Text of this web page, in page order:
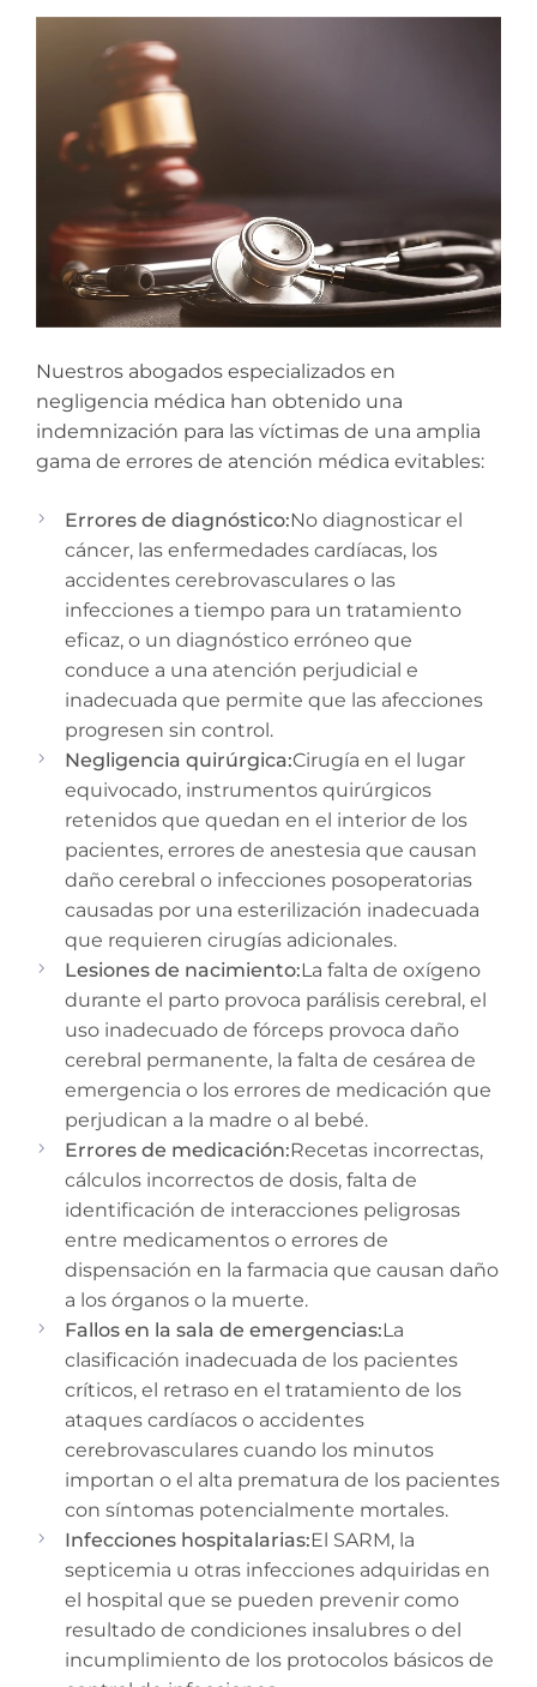
Nuestros abogados especializados en
negligencia médica han obtenido una
indemnización para las víctimas de una amplia
gama de errores de atención médica evitables:
Errores de diagnóstico:No diagnosticar el
cáncer, las enfermedades cardíacas, los
accidentes cerebrovasculares o las
infecciones a tiempo para un tratamiento
eficaz, o un diagnóstico erróneo que
conduce a una atención perjudicial e
inadecuada que permite que las afecciones
progresen sin control.
Negligencia quirúrgica:Cirugía en el lugar
equivocado, instrumentos quirúrgicos
retenidos que quedan en el interior de los
pacientes, errores de anestesia que causan
daño cerebral o infecciones posoperatorias
causadas por una esterilización inadecuada
que requieren cirugías adicionales.
Lesiones de nacimiento:La falta de oxígeno
durante el parto provoca parálisis cerebral, el
uso inadecuado de fórceps provoca daño
cerebral permanente, la falta de cesárea de
emergencia o los errores de medicación que
perjudican a la madre o al bebé.
Errores de medicación:Recetas incorrectas,
cálculos incorrectos de dosis, falta de
identificación de interacciones peligrosas
entre medicamentos o errores de
dispensación en la farmacia que causan daño
a los órganos o la muerte.
Fallos en la sala de emergencias:La
clasificación inadecuada de los pacientes
críticos, el retraso en el tratamiento de los
ataques cardíacos o accidentes
cerebrovasculares cuando los minutos
importan o el alta prematura de los pacientes
con síntomas potencialmente mortales.
Infecciones hospitalarias:El SARM, la
septicemia u otras infecciones adquiridas en
el hospital que se pueden prevenir como
resultado de condiciones insalubres o del
incumplimiento de los protocolos básicos de